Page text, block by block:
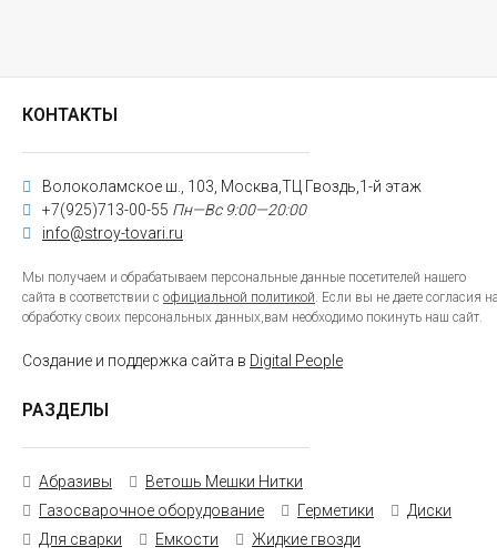
КОНТАКТЫ
Волоколамское ш., 103, Москва,ТЦ Гвоздь,1-й этаж
+7(925)713-00-55 Пн—Вс 9:00—20:00
info@stroy-tovari.ru
Мы получаем и обрабатываем персональные данные посетителей нашего
сайта в соответствии с официальной политикой. Если вы не даете согласия
обработку своих персональных данных,вам необходимо покинуть наш сайт.
Создание и поддержка сайта в Digital People
РАЗДЕЛЫ
Абразивы
Ветошь Мешки Нитки
Газосварочное оборудование
Герметики
Диски
Для сварки
Емкости Жидкие гвозди